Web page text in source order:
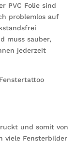
PVC Folie sind
problemlos auf
muss sauber,
jederzeit
und somit von
viele Fensterbilder